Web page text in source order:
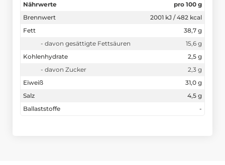
Nährwerte
pro 100 g
Brennwert
2001 kJ / 482 kcal
Fett
38,7 g
- davon gesättigte Fettsäuren
15,6 g
Kohlenhydrate
2,5 g
- davon Zucker
2,3 g
Eiweiß
31,0 g
Salz
4,5 g
Ballaststoffe
-